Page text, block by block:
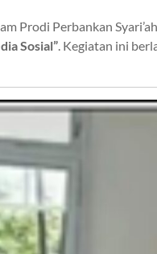
Prodi Perbankan
Sosial”. Kegiatan ini